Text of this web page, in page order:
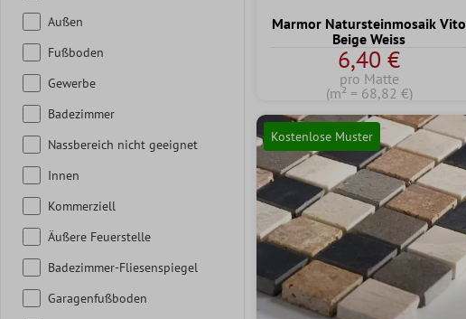
Außen
Fußboden
Gewerbe
Badezimmer
Nassbereich nicht geeignet
Innen
Kommerziell
Äußere Feuerstelle
Badezimmer-Fliesenspiegel
Garagenfußboden
Marmor Natursteinmosaik Vito
Beige Weiss
6,40 €
pro Matte
(m² = 68,82 €)
Kostenlose Muster